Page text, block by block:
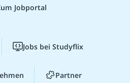
Jobportal
Jobs bei Studyflix
Partner